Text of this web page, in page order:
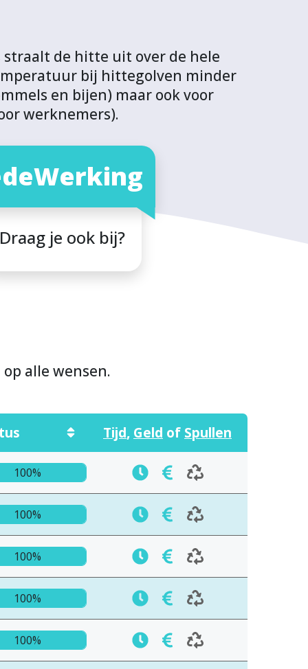
de hitte uit over de hele
bij hittegolven minder
en bijen) maar ook voor
werknemers).
je ook bij?
alle wensen.
Tijd, Geld of Spullen
100%
100%
100%
100%
100%